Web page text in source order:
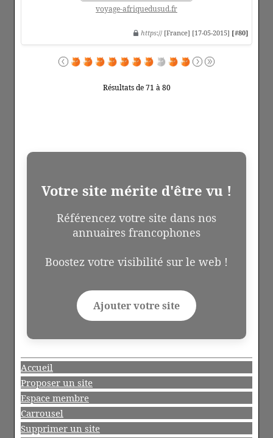
voyage-afriquedusud.fr
https:// [France] [17-05-2015] [#80]
Résultats de 71 à 80
Votre site mérite d'être vu !
Référencez votre site dans nos
annuaires francophones
Boostez votre visibilité sur le web !
Ajouter votre site
Accueil
Proposer un site
Espace membre
Carrousel
Supprimer un site